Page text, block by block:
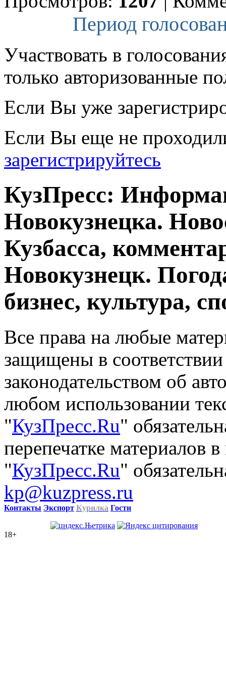
Период
Участвовать в
только авторизованные
Если Вы уже
Если Вы еще не
зарегистрируйтесь
КузПресс:
Новокузнецка.
Кузбасса,
Новокузнецк.
бизнес, культура,
Все права на любые
защищены в
законодательством об
любом использовании
"КузПресс.Ru"
перепечатке материалов
"КузПресс.Ru"
kp@kuzpress.ru
Контакты Экспорт Курилка Гости
18+